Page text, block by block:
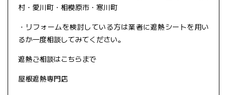
村・愛川町・相模原市・寒川町
・リフォームを検討している方は業者に遮熱シートを用い
るか一度相談してみてください。
遮熱ご相談はこちらまで
屋根遮熱専門店